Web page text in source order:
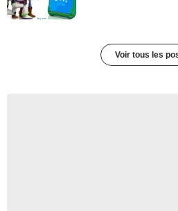
Voir tous les